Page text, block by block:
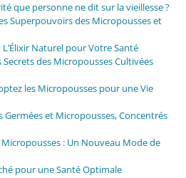
que personne ne dit sur la vieillesse ?
Superpouvoirs des Micropousses et
Naturel pour Votre Santé
Secrets des Micropousses Cultivées
les Micropousses pour une Vie
Germées et Micropousses, Concentrés
Micropousses : Un Nouveau Mode de
pour une Santé Optimale